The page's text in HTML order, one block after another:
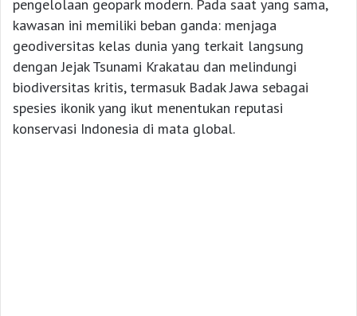
pengelolaan geopark modern. Pada saat yang sama,
kawasan ini memiliki beban ganda: menjaga
geodiversitas kelas dunia yang terkait langsung
dengan Jejak Tsunami Krakatau dan melindungi
biodiversitas kritis, termasuk Badak Jawa sebagai
spesies ikonik yang ikut menentukan reputasi
konservasi Indonesia di mata global.